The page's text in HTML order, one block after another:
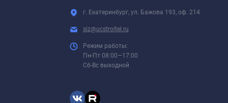
г. Екатеринбург, ул. Бажова 193, оф. 214
siz@ucstroitel.ru
Режим работы:
Пн-Пт 08:00—17:00
Сб-Вс выходной